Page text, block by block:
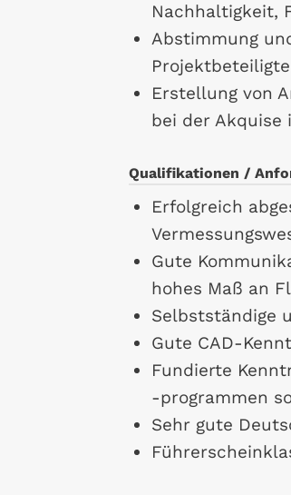
Nachhaltigkeit,
Abstimmung
Erstellung von
bei der Akquise
Qualifikationen /
Erfolgreich
Gute
hohes Maß an
Selbstständige
Gute CAD-
Fundierte
-programmen
Sehr gute